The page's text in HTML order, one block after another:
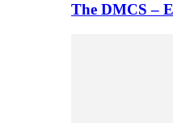
The DMCS –